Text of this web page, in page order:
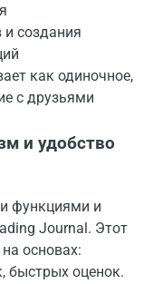
и создания
как одиночное,
с друзьями
и удобство
функциями и
Journal. Этот
основах:
быстрых оценок.